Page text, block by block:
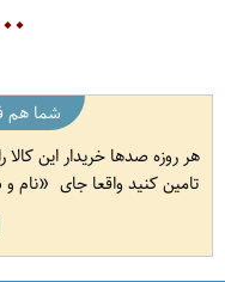
شما هم
هر روزه صدها خریدار این کالا
تامین کنید واقعا جای
نام